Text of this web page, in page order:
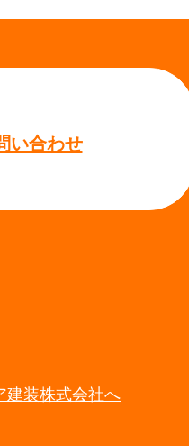
い合わせ
建装株式会社へ